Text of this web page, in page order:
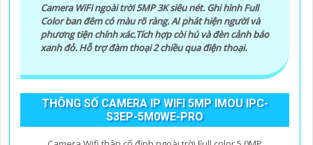
Camera WiFi ngoài trời 5MP 3K siêu nét. Ghi hình Full
Color ban đêm có màu rõ ràng. AI phát hiện người và
phương tiện chính xác.Tích hợp còi hú và đèn cảnh báo
xanh đỏ. Hỗ trợ đàm thoại 2 chiều qua điện thoại.
THÔNG SỐ CAMERA IP WIFI 5MP IMOU IPC-
S3EP-5M0WE-PRO